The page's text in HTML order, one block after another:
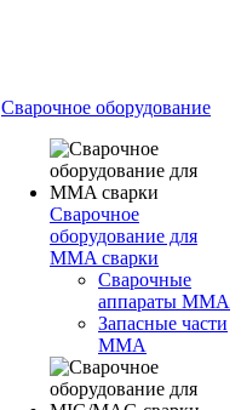
Сварочное оборудование
Сварочное
оборудование для
MMA сварки
Сварочные
аппараты MMA
Запасные части
MMA